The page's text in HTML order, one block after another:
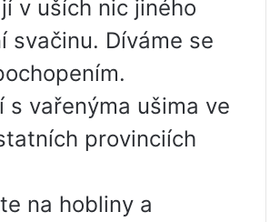
v uších nic jiného
svačinu. Díváme se
s vařenýma ušima ve
provinciích
na hobliny a